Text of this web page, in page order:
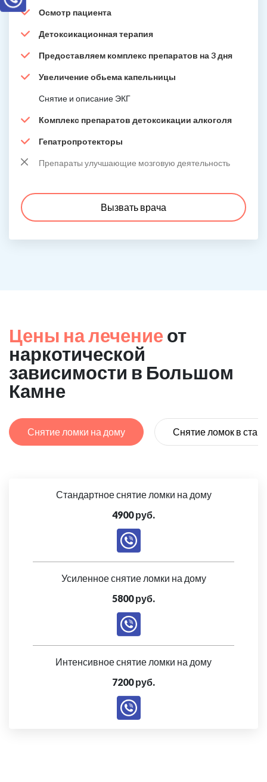
Осмотр пациента
Детоксикационная терапия
Предоставляем комплекс препаратов на 3 дня
Увеличение обьема капельницы
Снятие и описание ЭКГ
Комплекс препаратов детоксикации алкоголя
Гепатропротекторы
Препараты улучшающие мозговую деятельность
Вызвать врача
Цены на лечение от
наркотической
зависимости в Большом
Камне
Снятие ломки на дому Снятие ломок в
Стандартное снятие ломки на дому
4900 руб.
Усиленное снятие ломки на дому
5800 руб.
Интенсивное снятие ломки на дому
7200 руб.